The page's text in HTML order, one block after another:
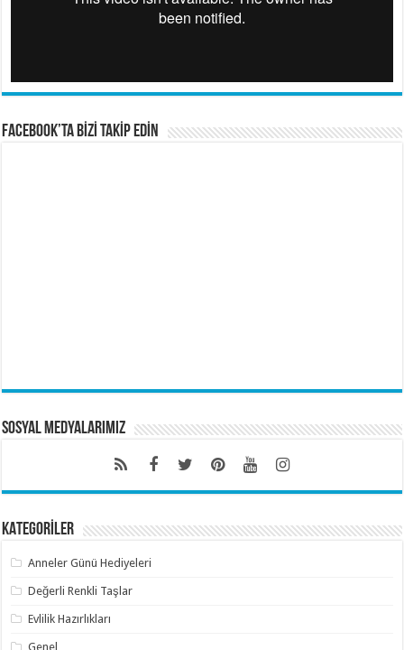
FACEBOOK’TA BİZİ TAKİP EDİN
Sosyal Medyalarımız
KATEGORİLER
Anneler Günü Hediyeleri
Değerli Renkli Taşlar
Evlilik Hazırlıkları
Genel